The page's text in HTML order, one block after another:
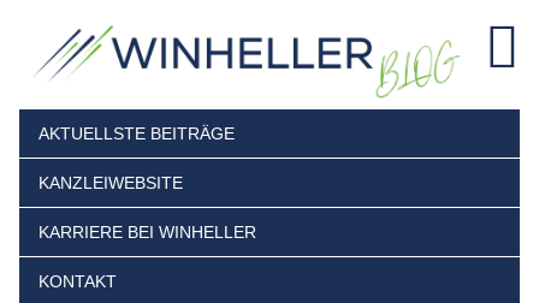
AKTUELLSTE BEITRÄGE
KANZLEIWEBSITE
KARRIERE BEI WINHELLER
KONTAKT